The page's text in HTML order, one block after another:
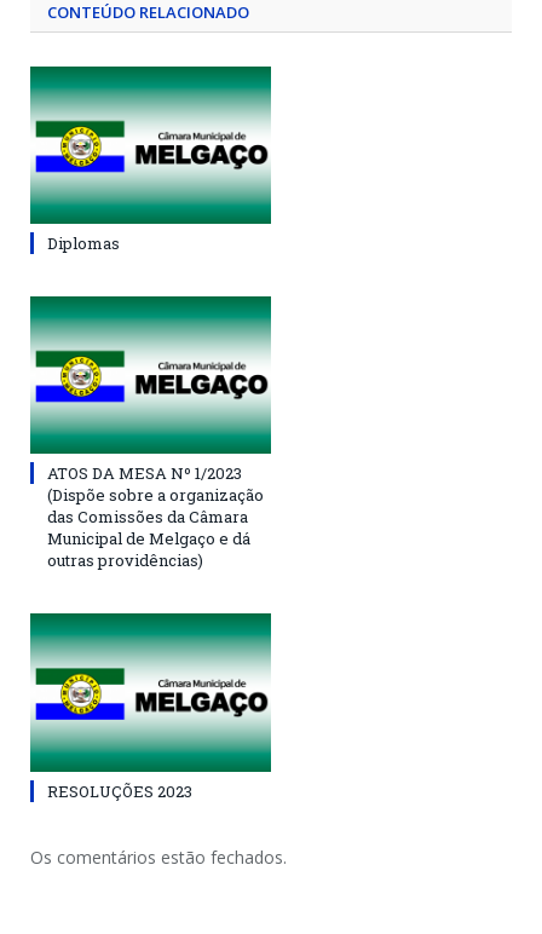
CONTEÚDO RELACIONADO
Diplomas
ATOS DA MESA Nº 1/2023
(Dispõe sobre a organização
das Comissões da Câmara
Municipal de Melgaço e dá
outras providências)
RESOLUÇÕES 2023
Os comentários estão fechados.